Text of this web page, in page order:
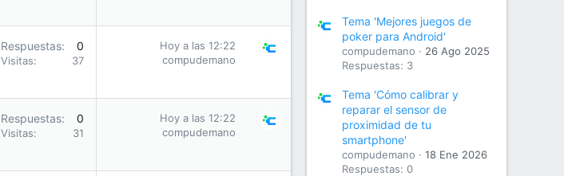
Respuestas 0
Visitas 37
Hoy a las 12:22
compudemano
Respuestas 0
Visitas 31
Hoy a las 12:22
compudemano
Tema 'Mejores juegos de
poker para Android'
compudemano
26 Ago 2025
Respuestas: 3
Tema 'Cómo calibrar y
reparar el sensor de
proximidad de tu
smartphone'
compudemano
18 Ene 2026
Respuestas: 0